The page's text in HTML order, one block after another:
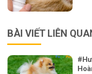
BÀI VIẾT LIÊN